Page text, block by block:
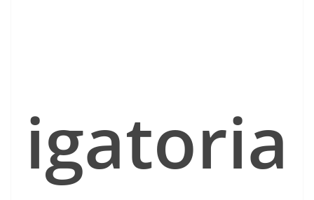
igatoria